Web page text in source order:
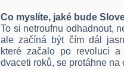
Co myslíte, jaké bude
To si netroufnu odhadnout,
ale začíná být čím dál
které začalo po revoluci
dvaceti roků, se protáhne na